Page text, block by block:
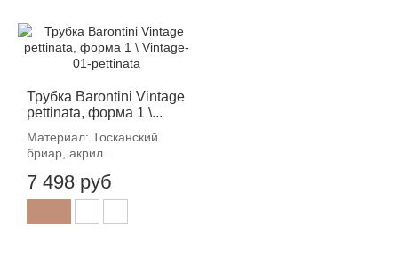
Трубка Barontini Vintage
pettinata, форма 1 \...
Материал: Тосканский
бриар, акрил...
7 498 руб